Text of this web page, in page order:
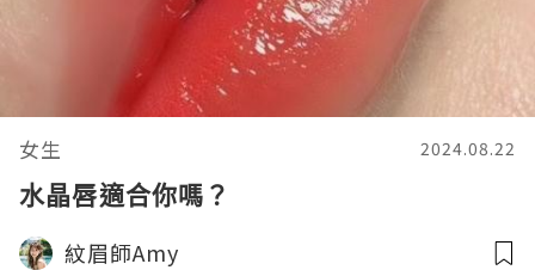
女生 2024.08.22
水晶唇適合你嗎？
紋眉師Amy